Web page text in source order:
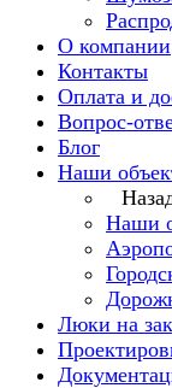
О компании
Контакты
Оплата и
Вопрос-
Блог
Наши
Наши
Люки на